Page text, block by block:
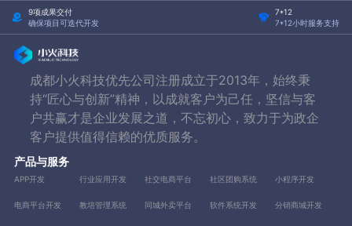
9项成果交付
确保项目可迭代开发
7*12
7*12小时服务支持
成都小火科技优先公司注册成立于2013年，始终秉
持“匠心与创新”精神，以成就客户为己任，坚信与客
户共赢才是企业发展之道，不忘初心，致力于为政企
客户提供值得信赖的优质服务。
产品与服务
APP开发 行业应用开发 社交电商平台 社区团购系统 小程序开发
电商平台开发 教培管理系统 同城外卖平台 软件系统开发 分销商城开发